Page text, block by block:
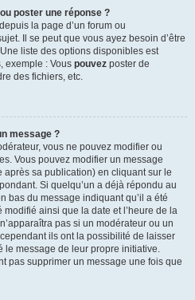
poster une réponse ?
la page d’un forum ou
Il se peut que vous ayez besoin d’être
liste des options disponibles est
exemple : Vous pouvez poster de
des fichiers, etc.
message ?
vous ne pouvez modifier ou
Vous pouvez modifier un message
sa publication) en cliquant sur le
Si quelqu’un a déjà répondu au
bas du message indiquant qu’il a été
modifié ainsi que la date et l’heure de la
pas si un modérateur ou un
ils ont la possibilité de laisser
le message de leur propre initiative.
pas supprimer un message une fois que